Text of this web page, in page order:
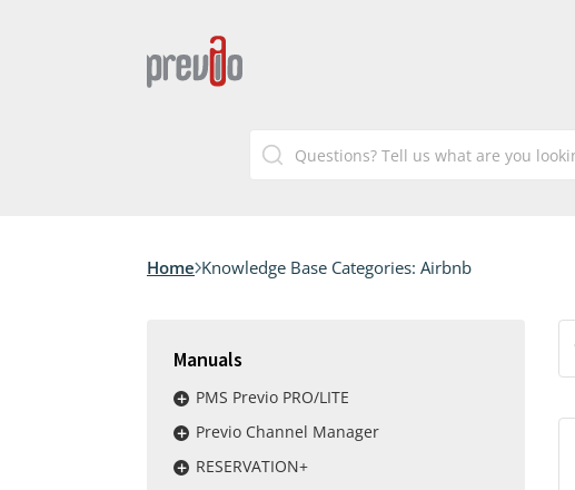
Home Knowledge Base Categories: Airbnb
Manuals
PMS Previo PRO/LITE
Previo Channel Manager
RESERVATION+